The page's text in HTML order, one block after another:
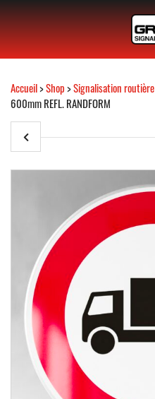
Accueil>Shop>Signalisation routière
600mm REFL. RANDFORM